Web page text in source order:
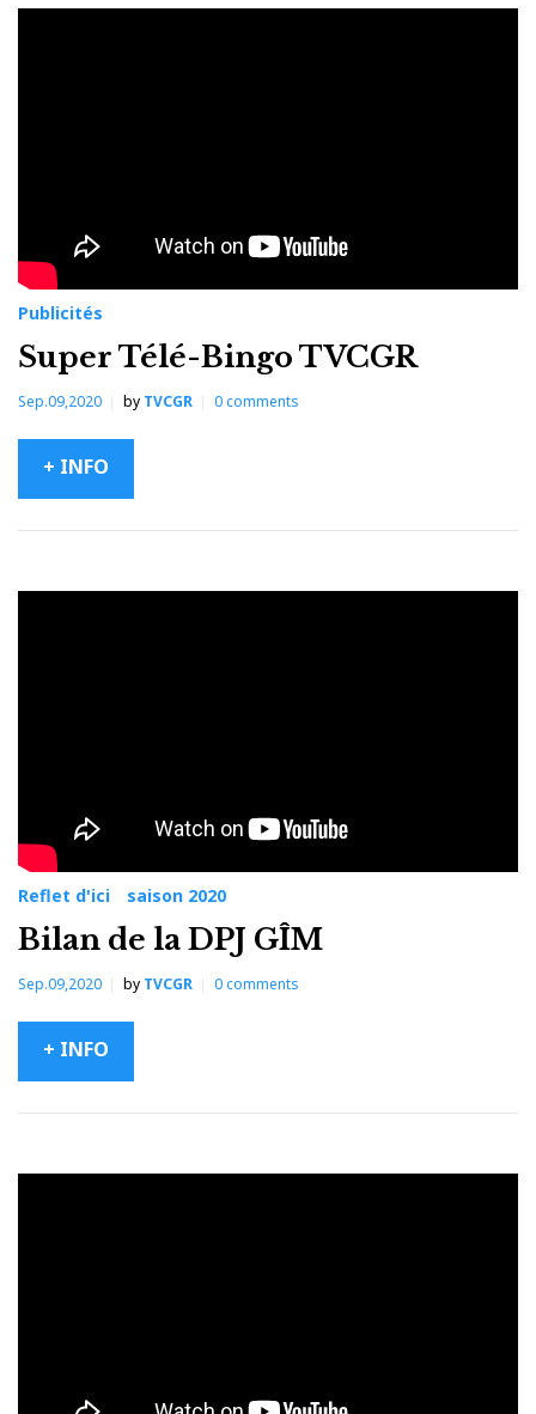
Publicités
Super Télé-Bingo TVCGR
Sep.09,2020 by TVCGR 0comments
+ INFO
Reflet d'ici saison 2020
Bilan de la DPJ GÎM
Sep.09,2020 by TVCGR 0comments
+ INFO